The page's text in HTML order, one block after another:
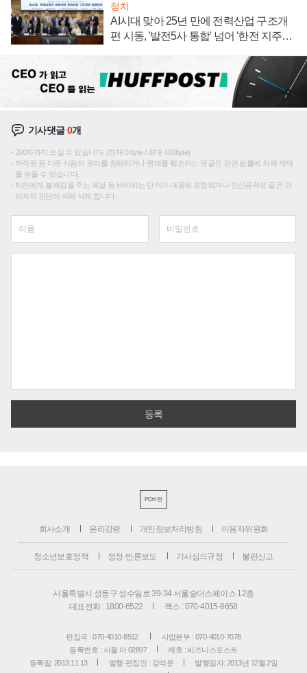
정치
AI시대 맞아 25년 만에 전력산업 구조개
편 시동, '발전5사 통합' 넘어 '한전 지주사'
기사댓글0개
200자까지 쓰실 수 있습니다. (현재 0 byte / 최대 400byte)
저작권 등 다른 사람의 권리를 침해하거나 명예를 훼손하는 댓글은 관련 법률에 의해 제재
를 받을 수 있습니다.
타인에게 불쾌감을 주는 욕설 등 비하하는 단어가 내용에 포함되거나 인신공격성 글은 관
리자의 판단에 의해 삭제 합니다.
PC버전
회사소개 윤리강령 개인정보처리방침 이용자위원회
청소년보호정책 정정·반론보도 기사심의규정 불편신고
서울특별시 성동구 성수일로 39-34 서울숲더스페이스 12층
대표전화 : 1800-6522
팩스 : 070-4015-8658
편집국 : 070-4010-8512
사업본부 : 070-4010-7078
등록번호 : 서울 아 02897
제호 : 비즈니스포스트
등록일: 2013.11.13
발행·편집인 : 강석운
발행일자: 2013년 12월 2일